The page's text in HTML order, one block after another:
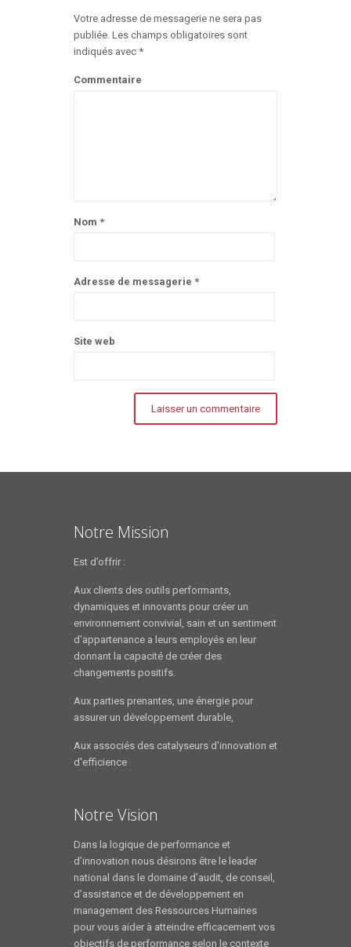
Votre adresse de messagerie ne sera pas
publiée. Les champs obligatoires sont
indiqués avec *
Commentaire
Nom *
Adresse de messagerie *
Site web
Notre Mission
Est d’offrir :
Aux clients des outils performants,
dynamiques et innovants pour créer un
environnement convivial, sain et un sentiment
d'appartenance a leurs employés en leur
donnant la capacité de créer des
changements positifs.
Aux parties prenantes, une énergie pour
assurer un développement durable,
Aux associés des catalyseurs d'innovation et
d'efficience
Notre Vision
Dans la logique de performance et
d’innovation nous désirons être le leader
national dans le domaine d’audit, de conseil,
d’assistance et de développement en
management des Ressources Humaines
pour vous aider à atteindre efficacement vos
objectifs de performance selon le contexte